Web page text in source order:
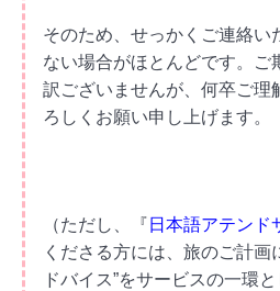
そのため、せっかくご連絡い
ない場合がほとんどです。
ご
訳ございませんが、何卒ご理
ろしくお願い申し上げます。
（ただし、『 日本語アテンド
くださる方には、旅のご計画
ドバイス”をサービスの一環